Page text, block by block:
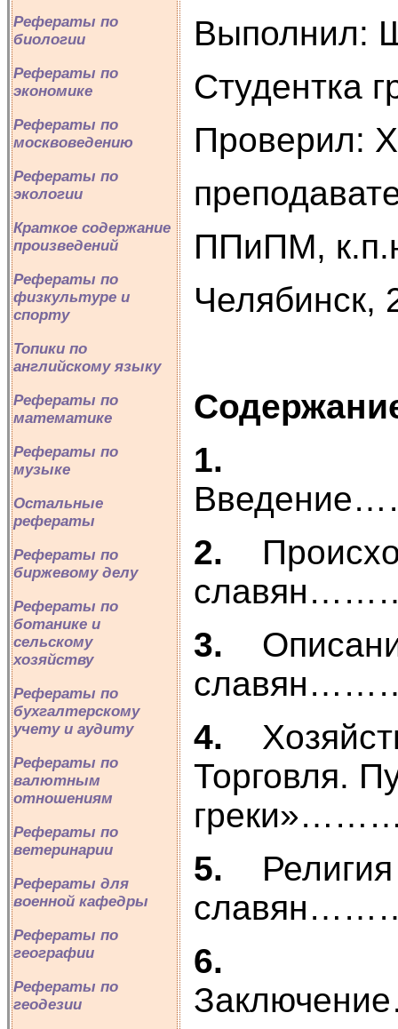
Рефераты по
биологии
Рефераты по
экономике
Рефераты по
москвоведению
Рефераты по
экологии
Краткое содержание
произведений
Рефераты по
физкультуре и
спорту
Топики по
английскому языку
Рефераты по
математике
Рефераты по
музыке
Остальные
рефераты
Рефераты по
биржевому делу
Рефераты по
ботанике и
сельскому
хозяйству
Рефераты по
бухгалтерскому
учету и аудиту
Рефераты по
валютным
отношениям
Рефераты по
ветеринарии
Рефераты для
военной кафедры
Рефераты по
географии
Рефераты по
геодезии
Выполнил:
Студентка
Проверил:
ППиПМ,
Челябинск,
1.
2.
3.
4.
Торговля.
5.
6.